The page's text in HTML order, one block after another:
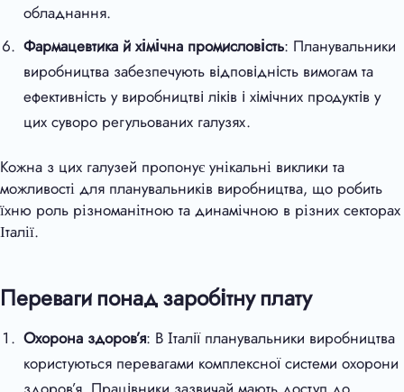
обладнання.
Фармацевтика й хімічна промисловість: Планувальники
виробництва забезпечують відповідність вимогам та
ефективність у виробництві ліків і хімічних продуктів у
цих суворо регульованих галузях.
Кожна з цих галузей пропонує унікальні виклики та
можливості для планувальників виробництва, що робить
їхню роль різноманітною та динамічною в різних секторах
Італії.
Переваги понад заробітну плату
Охорона здоров’я: В Італії планувальники виробництва
користуються перевагами комплексної системи охорони